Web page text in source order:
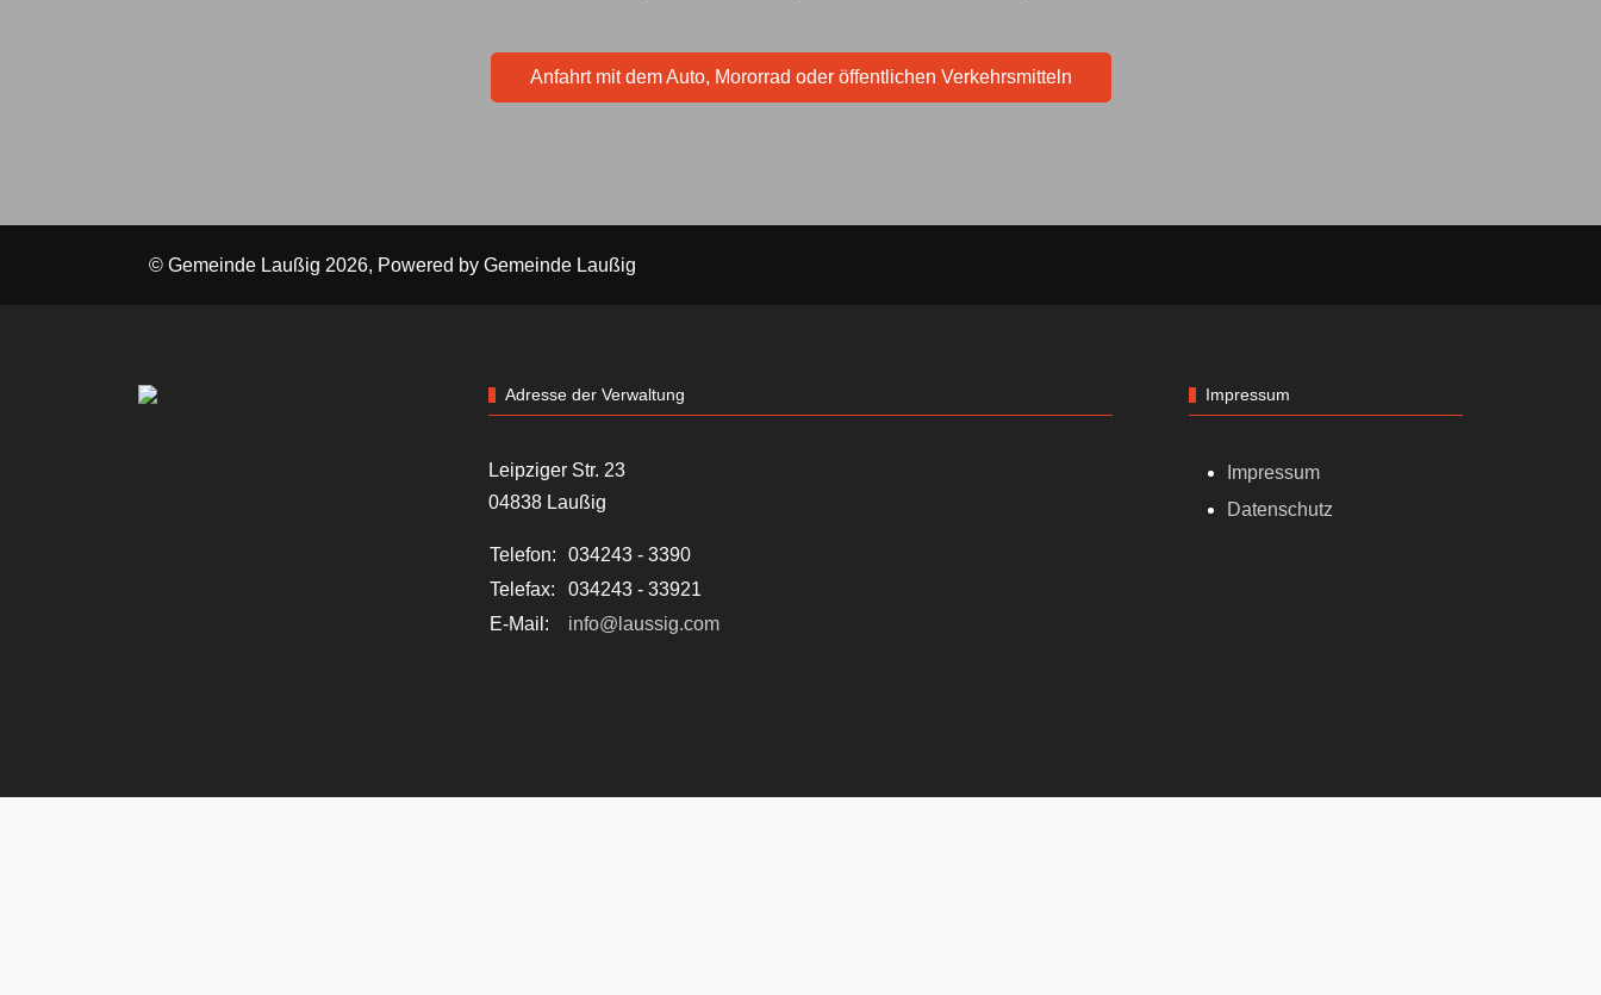
Anfahrt mit dem Auto, Mororrad oder öffentlichen Verkehrsmitteln
© Gemeinde Laußig 2026, Powered by Gemeinde Laußig
Adresse der Verwaltung
Leipziger Str. 23
04838 Laußig
Telefon:
034243 - 3390
Telefax:
034243 - 33921
E-Mail:
info@laussig.com
Impressum
Impressum
Datenschutz